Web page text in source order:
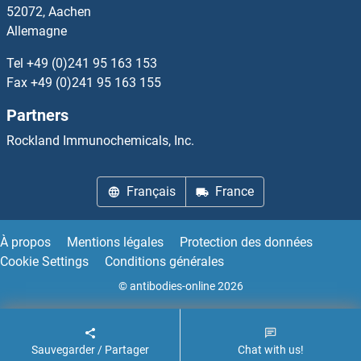
UBR1 Kits ELISA
UBR4 Kits ELISA
UBR5 Kits ELISA
UCHL3 Kits ELISA
UCP1 Kits ELISA
UCP2 Kits ELISA
52072, Aachen
Allemagne
Tel +49 (0)241 95 163 153
Fax +49 (0)241 95 163 155
Partners
Rockland Immunochemicals, Inc.
Français France
À propos Mentions légales
Protection des données
Cookie Settings
Conditions générales
© antibodies-online 2026
Sauvegarder / Partager Chat with us!